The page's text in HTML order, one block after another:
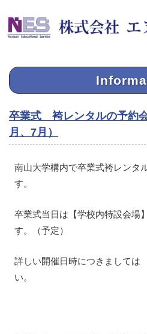
卒業式 袴レンタルの予約
月、7月）
南山大学構内で卒業式袴レンタ
す。
卒業式当日は【学校内特設会場
す。（予定）
詳しい開催日時につきましては
い。